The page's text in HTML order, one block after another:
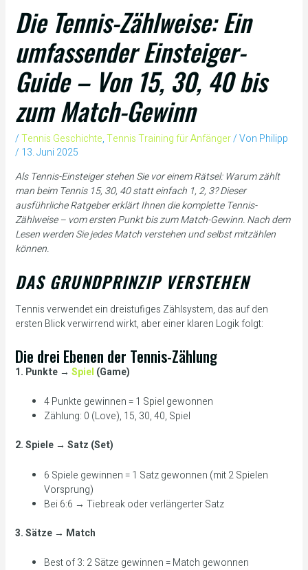
Die Tennis-Zählweise: Ein
umfassender Einsteiger-
Guide – Von 15, 30, 40 bis
zum Match-Gewinn
/Tennis Geschichte,Tennis Training für Anfänger/ Von Philipp
/ 13. Juni 2025
Als Tennis-Einsteiger stehen Sie vor einem Rätsel: Warum zählt
man beim Tennis 15, 30, 40 statt einfach 1, 2, 3? Dieser
ausführliche Ratgeber erklärt Ihnen die komplette Tennis-
Zählweise – vom ersten Punkt bis zum Match-Gewinn. Nach dem
Lesen werden Sie jedes Match verstehen und selbst mitzählen
können.
DAS GRUNDPRINZIP VERSTEHEN
Tennis verwendet ein dreistufiges Zählsystem, das auf den
ersten Blick verwirrend wirkt, aber einer klaren Logik folgt:
Die drei Ebenen der Tennis-Zählung
1. Punkte → Spiel (Game)
4 Punkte gewinnen = 1 Spiel gewonnen
Zählung: 0 (Love), 15, 30, 40, Spiel
2. Spiele → Satz (Set)
6 Spiele gewinnen = 1 Satz gewonnen (mit 2 Spielen
Vorsprung)
Bei 6:6 → Tiebreak oder verlängerter Satz
3. Sätze → Match
Best of 3: 2 Sätze gewinnen = Match gewonnen